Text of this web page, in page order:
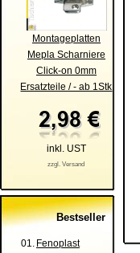
Montageplatten
Mepla Scharniere
Click-on 0mm
Ersatzteile / - ab 1Stk
inkl. UST
zzgl. Versand
Bestseller
01. Fenoplast